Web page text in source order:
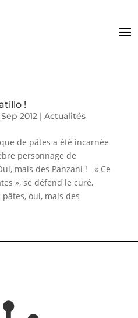
!
Sep 2012| Actualités
de pâtes a été incarnée
personnage de
mais des Panzani ! « Ce
», se défend le curé,
oui, mais des